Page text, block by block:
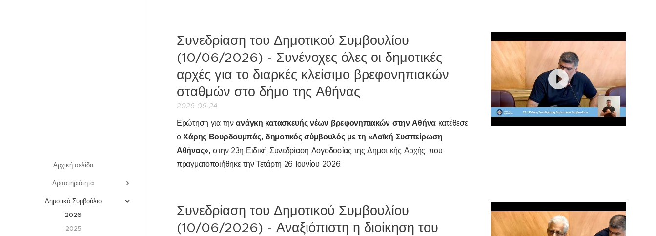
Αρχική σελίδα
Δραστηριότητα
Δημοτικό Συμβούλιο
2026
2025
Συνεδρίαση του Δημοτικού Συμβουλίου
(10/06/2026) - Συνένοχες όλες οι δημοτικές
αρχές για το διαρκές κλείσιμο βρεφονηπιακών
σταθμών στο δήμο της Αθήνας
2026-06-24
Ερώτηση για τηνανάγκη κατασκευής νέων βρεφονηπιακών στην Αθήνα κατέθεσε
οΧάρης Βουρδουμπάς, δημοτικός σύμβουλός με τη «Λαϊκή Συσπείρωση
Αθήνας», στην 23η Ειδική Συνεδρίαση Λογοδοσίας της Δημοτικής Αρχής, που
πραγματοποιήθηκε την Τετάρτη 26 Ιουνίου 2026.
Συνεδρίαση του Δημοτικού Συμβουλίου
(10/06/2026) - Αναξιόπιστη η διοίκηση του